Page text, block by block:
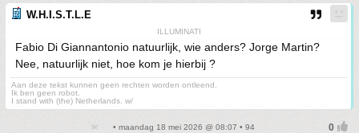
W.H.I.S.T.L.E
ILLUMINATI
Fabio Di Giannantonio natuurlijk, wie anders? Jorge Martin?
Nee, natuurlijk niet, hoe kom je hierbij ?
Aan deze tekst kunnen geen rechten worden ontleend.
Ik ben geen robot.
I stand with (the) Netherlands. w/
• maandag 18 mei 2026 @ 08:07 • 94